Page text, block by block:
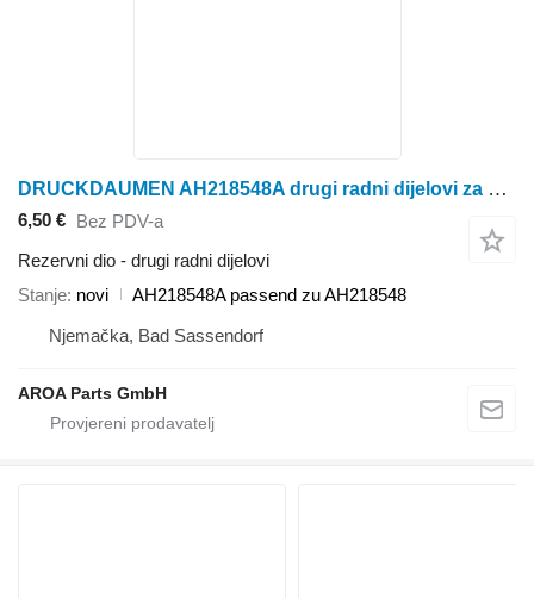
DRUCKDAUMEN AH218548A drugi radni dijelovi za John Deere žetelice za kukuruz
6,50 € Bez PDV-a
Rezervni dio - drugi radni dijelovi
Stanje novi
AH218548A passend zu AH218548
Njemačka, Bad Sassendorf
AROA Parts GmbH